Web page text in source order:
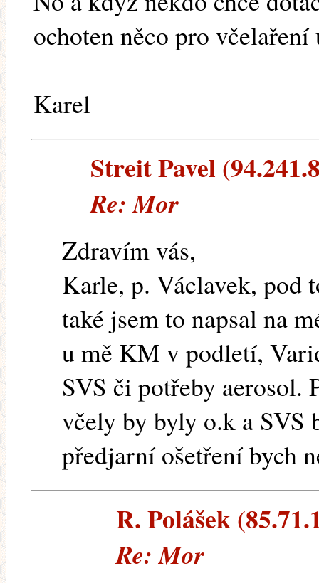
ochoten něco pro včelaření
Karel
Streit Pavel
Re: Mor
Zdravím vás,
Karle, p. Václavek, pod
také jsem to napsal na
u mě KM v podletí,
SVS či potřeby aerosol.
včely by byly o.k a SVS
předjarní ošetření bych
R. Polášek
Re: Mor